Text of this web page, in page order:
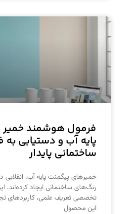
فرمول هوشمند خمیر
پایه آب و دستیابی
ساختمانی پایدار
خمیرهای پیگمنت پایه آب، انقلابی
رنگ‌های ساختمانی ایجاد کرده‌اند.
تخصصی تعریف علمی، کاربردهای
این محصول